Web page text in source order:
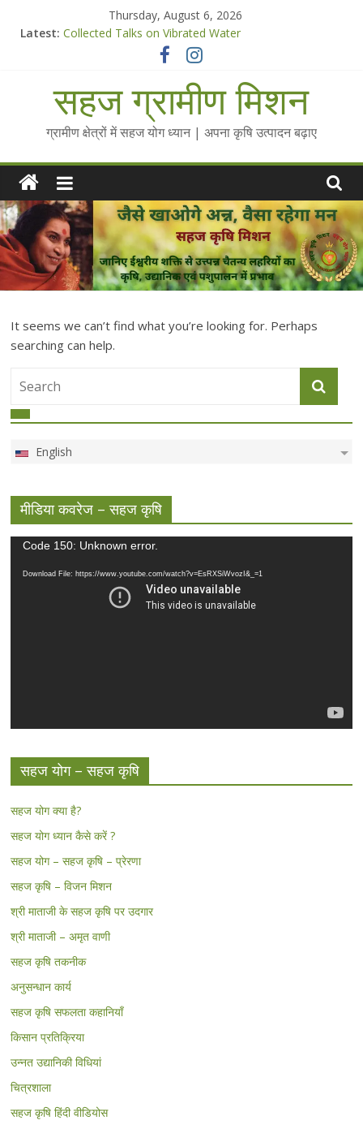
Thursday, August 6, 2026
Latest: Collected Talks on Vibrated Water
सहज कृषि प्रचार-प्रसार किट
Standee Designs @ 2025 for Sahaj Krishi Promotions
Chalo Gaon Ki Or Abhiyaan - 2025-26
सहज ग्रामीण मिशन
ग्रामीण क्षेत्रों में सहज योग ध्यान | अपना कृषि उत्पादन बढ़ाए
It seems we can’t find what you’re looking for. Perhaps
searching can help.
English
मीडिया कवरेज – सहज कृषि
Video
Code 150: Unknown error.
Download File: https://www.youtube.com/watch?v=EsRXSiWvozI&_=1
सहज योग – सहज कृषि
सहज योग क्या है?
सहज योग ध्यान कैसे करें ?
सहज योग – सहज कृषि – प्रेरणा
सहज कृषि – विजन मिशन
श्री माताजी के सहज कृषि पर उदगार
श्री माताजी – अमृत वाणी
सहज कृषि तकनीक
अनुसन्धान कार्य
सहज कृषि सफलता कहानियाँ
किसान प्रतिक्रिया
उन्नत उद्यानिकी विधियां
चित्रशाला
सहज कृषि हिंदी वीडियोस